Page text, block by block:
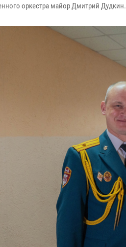
оркестра майор Дмитрий Дудкин.